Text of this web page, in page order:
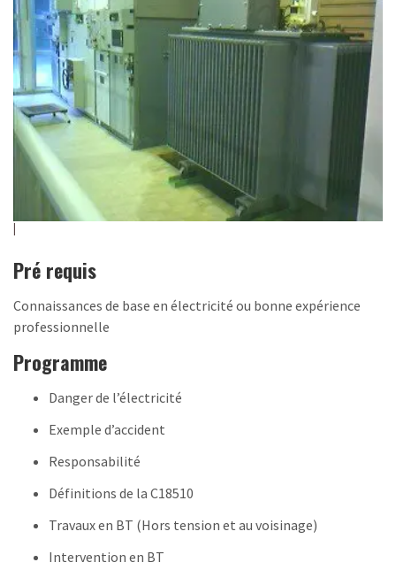
Pré requis
Connaissances de base en électricité ou bonne expérience
professionnelle
Programme
Danger de l’électricité
Exemple d’accident
Responsabilité
Définitions de la C18510
Travaux en BT (Hors tension et au voisinage)
Intervention en BT